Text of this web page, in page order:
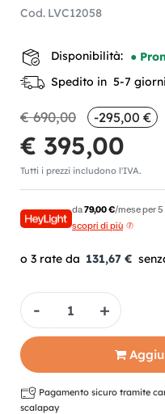
Cod. LVC12058
Disponibilità: ●
Spedito in 5-7
€ 690,00 -295,00 €
€ 395,00
Tutti i prezzi includono l'IVA.
da79,00 €/mese per
scopri di più
131,67 €
Quantità
Pagamento sicuro tramite
scalapay